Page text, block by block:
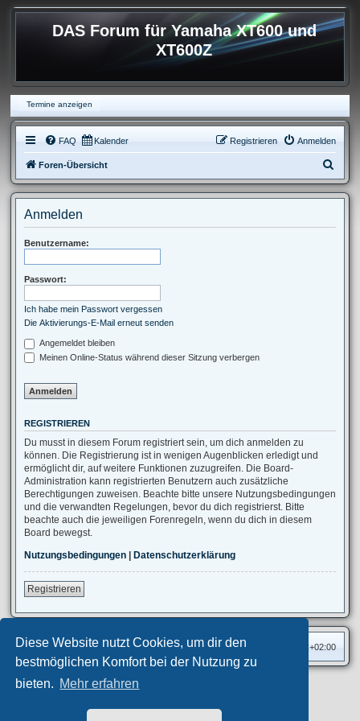
Diese Website nutzt Cookies, um dir den
bestmöglichen Komfort bei der Nutzung zu
bieten. Mehr erfahren
DAS Forum für Yamaha XT600 und
XT600Z
Termine anzeigen
FAQ Kalender Anmelden
Registrieren
Foren-Übersicht
u
Anmelden
Benutzername:
Passwort:
Ich habe mein Passwort vergessen
Die Aktivierungs-E-Mail erneut senden
Angemeldet bleiben
Meinen Online-Status während dieser Sitzung verbergen
REGISTRIEREN
Du musst in diesem Forum registriert sein, um dich anmelden zu
können. Die Registrierung ist in wenigen Augenblicken erledigt und
ermöglicht dir, auf weitere Funktionen zuzugreifen. Die Board-
Administration kann registrierten Benutzern auch zusätzliche
Berechtigungen zuweisen. Beachte bitte unsere Nutzungsbedingungen
und die verwandten Regelungen, bevor du dich registrierst. Bitte
beachte auch die jeweiligen Forenregeln, wenn du dich in diesem
Board bewegst.
Nutzungsbedingungen | Datenschutzerklärung
Registrieren
Foren-Übersicht Alle Zeiten sind UTC+02:00
Privates Forum ©